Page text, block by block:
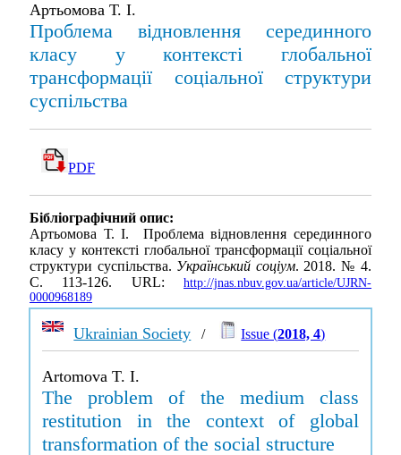
Артьомова Т. І.
Проблема відновлення серединного
класу у контексті глобальної
трансформації соціальної структури
суспільства
PDF
Бібліографічний опис:
Артьомова Т. І. Проблема відновлення серединного
класу у контексті глобальної трансформації соціальної
структури суспільства. Український соціум. 2018. № 4.
С. 113-126. URL: http://jnas.nbuv.gov.ua/article/UJRN-
0000968189
Ukrainian Society / Issue (2018, 4)
Artomova T. I.
The problem of the medium class
restitution in the context of global
transformation of the social structure